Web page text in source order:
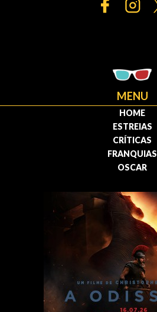
MENU
HOME
ESTREIAS
CRÍTICAS
FRANQUIAS
OSCAR